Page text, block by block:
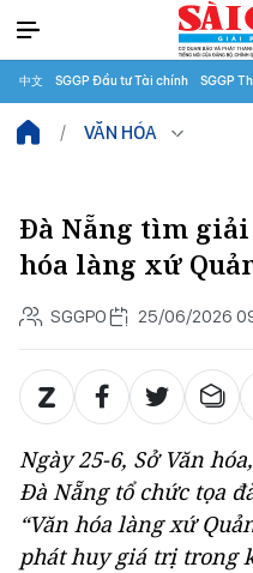
中文 SGGP Đầu tư Tài chính SGGP
VĂN HÓA
Đà Nẵng tìm
hóa làng xứ
SGGPO 25/06/2026
Ngày 25-6, Sở Văn
Đà Nẵng tổ chức tọa
“Văn hóa làng xứ
phát huy giá trị trong